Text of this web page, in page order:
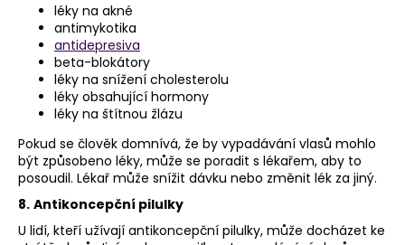
léky na akné
antimykotika
antidepresiva
beta-blokátory
léky na snížení cholesterolu
léky obsahující hormony
léky na štítnou žlázu
Pokud se člověk domnívá, že by vypadávání vlasů mohlo
být způsobeno léky, může se poradit s lékařem, aby to
posoudil. Lékař může snížit dávku nebo změnit lék za jiný.
8. Antikoncepční pilulky
U lidí, kteří užívají antikoncepční pilulky, může docházet ke